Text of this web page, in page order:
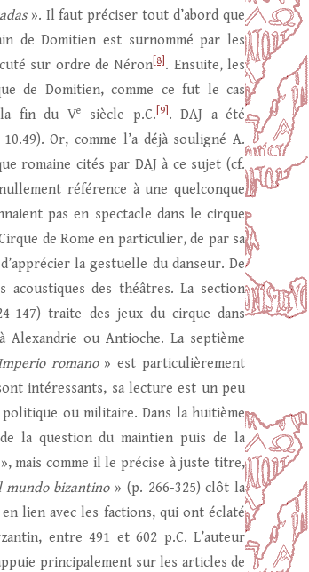
». Il faut préciser tout d’abord que
de Domitien est surnommé par les
sur ordre de Néron [8] . Ensuite, les
de Domitien, comme ce fut le cas
la fin du Ve siècle p.C. [9] . DAJ a été
10.49). Or, comme l’a déjà souligné A.
romaine cités par DAJ à ce sujet (cf.
référence à une quelconque
pas en spectacle dans le cirque
de Rome en particulier, de par sa
la gestuelle du danseur. De
acoustiques des théâtres. La section
147) traite des jeux du cirque dans
ou Antioche. La septième
romano» est particulièrement
intéressants, sa lecture est un peu
ou militaire. Dans la huitième
la question du maintien puis de la
mais comme il le précise à juste titre,
mundo bizantino» (p. 266-325) clôt la
lien avec les factions, qui ont éclaté
entre 491 et 602 p.C. L’auteur
principalement sur les articles de